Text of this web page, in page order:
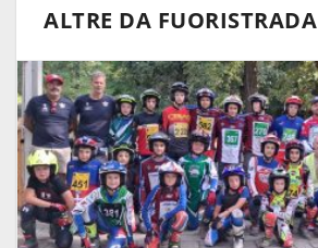
ALTRE DA FUORISTRADA